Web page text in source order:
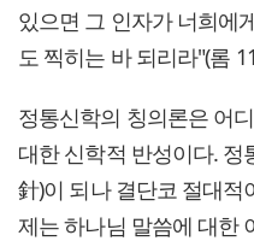
있으면 그 인자가 너희에
도 찍히는 바 되리라"(롬
정통신학의 칭의론은 어
대한 신학적 반성이다.
針)이 되나 결단코 절대적
제는 하나님 말씀에 대한